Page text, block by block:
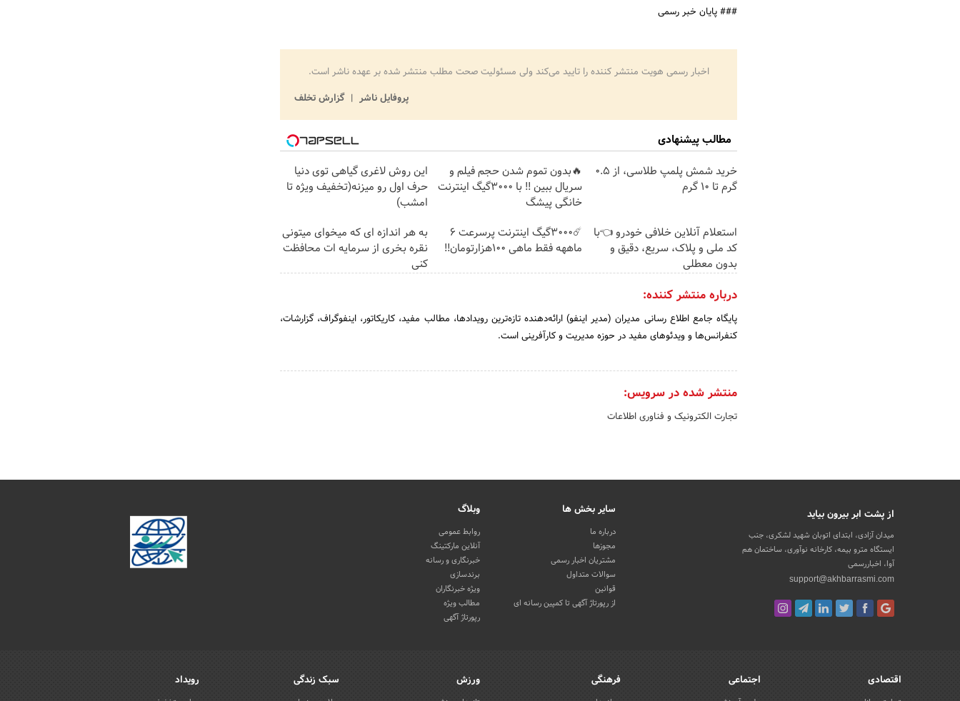
### پایان خبر رسمی
اخبار رسمی هویت منتشر کننده را تایید می‌کند ولی مسئولیت صحت مطلب منتشر شده بر عهده ناشر است.
پروفایل ناشر
گزارش تخلف
مطالب پیشنهادی
خرید شمش پلمپ طلاسی، از ۰.۵
گرم تا ۱۰ گرم
🔥بدون تموم شدن حجم فیلم و
سریال ببین !! با 3000گیگ اینترنت
خانگی پیشگ
این روش لاغری گیاهی توی دنیا
حرف اول رو میزنه(تخفیف ویژه تا
امشب)
استعلام آنلاین خلافی خودرو 👈با
کد ملی و پلاک، سریع، دقیق و
بدون معطلی
☄️3000گیگ اینترنت پرسرعت 6
ماههه فقط ماهی 100هزارتومان!!
به هر اندازه ای که میخوای میتونی
نقره بخری از سرمایه ات محافظت
کنی
درباره منتشر کننده:
پایگاه جامع اطلاع رسانی مدیران (مدیر اینفو) ارائه‌دهنده تازه‌ترین رویدادها، مطالب مفید، کاریکاتور، اینفوگراف، گزارشات،
کنفرانس‌ها و ویدئوهای مفید در حوزه مدیریت و کارآفرینی است.
منتشر شده در سرویس:
تجارت الکترونیک و فناوری اطلاعات
از پشت ابر بیرون بیاید
میدان آزادی، ابتدای اتوبان شهید لشکری، جنب
ایستگاه مترو بیمه، کارخانه نوآوری، ساختمان هم
آوا، اخباررسمی
support@akhbarrasmi.com
سایر بخش ها
درباره ما
مجوزها
مشتریان اخبار رسمی
سوالات متداول
قوانین
از رپورتاژ آگهی تا کمپین رسانه ای
وبلاگ
روابط عمومی
آنلاین مارکتینگ
خبرنگاری و رسانه
برندسازی
ویژه خبرنگاران
مطالب ویژه
رپورتاژ آگهی
اقتصادی اجتماعی فرهنگی ورزش سبک زندگی رویداد